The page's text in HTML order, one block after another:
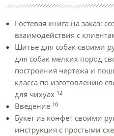
Гостевая книга на заказ:
взаимодействия с
Шитье для собак своими
для собак мелких пород
построения чертежа и
класса по изготовлению
для чихуах 12
Введение 10
Букет из конфет своими
инструкция с простыми